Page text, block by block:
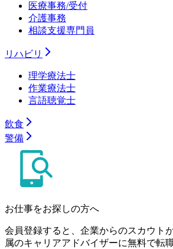
医療事務/受付
介護事務
相談支援専門員
リハビリ
理学療法士
作業療法士
言語聴覚士
飲食
警備
お仕事をお探しの方へ
会員登録すると、企業からのスカウト
属のキャリアアドバイザーに無料で転